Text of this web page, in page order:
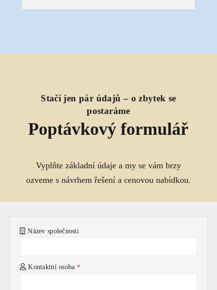
Stačí jen pár údajů – o zbytek se
postaráme
Poptávkový formulář
Vyplňte základní údaje a my se vám brzy
ozveme s návrhem řešení a cenovou nabídkou.
Název společnosti
Kontaktní osoba *